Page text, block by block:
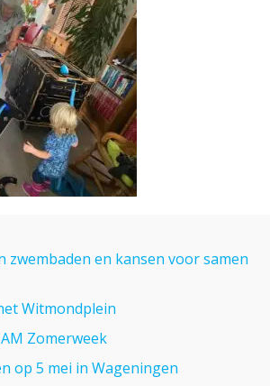
zwembaden en kansen voor samen
Witmondplein
Zomerweek
op 5 mei in Wageningen